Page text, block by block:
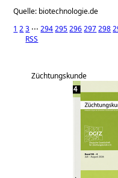
Quelle: biotechnologie.de
1 23 ⋅⋅⋅294295296297298
RSS
Züchtungskunde